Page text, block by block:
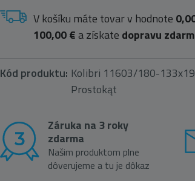
V košíku máte tovar v hodnote
100,00 €a získate dopravu
Kód produktu: Kolibri 11603/180-
Prostokąt
Záruka na 3 roky
zdarma
Našim produktom plne
dôverujeme a tu je dôkaz